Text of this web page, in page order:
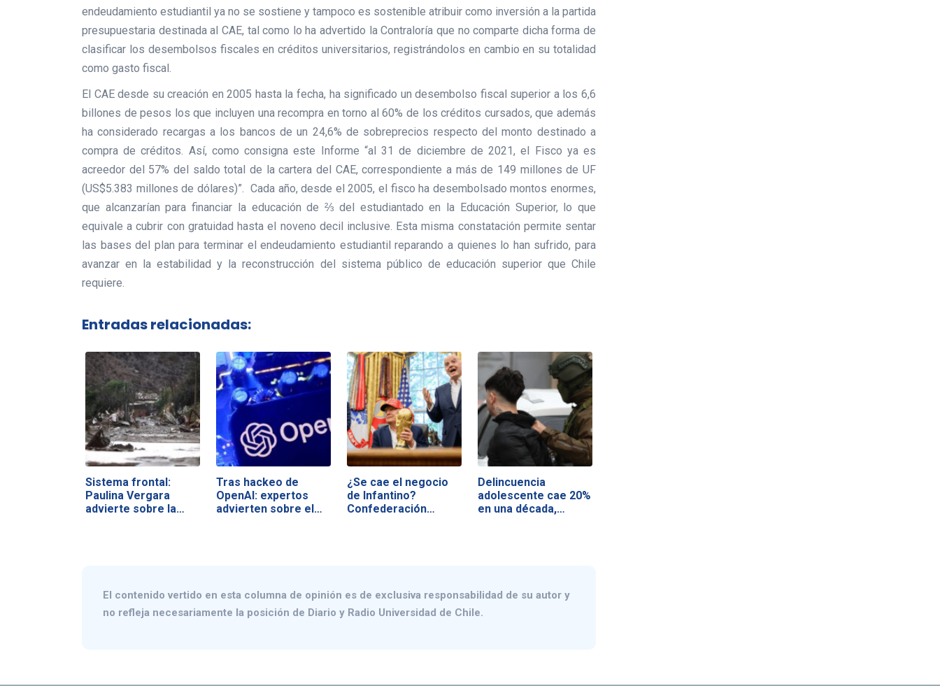
endeudamiento estudiantil ya no se sostiene y tampoco es sostenible atribuir como inversión a la partida
presupuestaria destinada al CAE, tal como lo ha advertido la Contraloría que no comparte dicha forma de
clasificar los desembolsos fiscales en créditos universitarios, registrándolos en cambio en su totalidad
como gasto fiscal.
El CAE desde su creación en 2005 hasta la fecha, ha significado un desembolso fiscal superior a los 6,6
billones de pesos los que incluyen una recompra en torno al 60% de los créditos cursados, que además
ha considerado recargas a los bancos de un 24,6% de sobreprecios respecto del monto destinado a
compra de créditos. Así, como consigna este Informe “al 31 de diciembre de 2021, el Fisco ya es
acreedor del 57% del saldo total de la cartera del CAE, correspondiente a más de 149 millones de UF
(US$5.383 millones de dólares)”. Cada año, desde el 2005, el fisco ha desembolsado montos enormes,
que alcanzarían para financiar la educación de ⅔ del estudiantado en la Educación Superior, lo que
equivale a cubrir con gratuidad hasta el noveno decil inclusive. Esta misma constatación permite sentar
las bases del plan para terminar el endeudamiento estudiantil reparando a quienes lo han sufrido, para
avanzar en la estabilidad y la reconstrucción del sistema público de educación superior que Chile
requiere.
Entradas relacionadas:
Sistema frontal:
Paulina Vergara
advierte sobre la…
Tras hackeo de
OpenAI: expertos
advierten sobre el…
¿Se cae el negocio
de Infantino?
Confederación…
Delincuencia
adolescente cae 20%
en una década,
El contenido vertido en esta columna de opinión es de exclusiva responsabilidad de su autor y
no refleja necesariamente la posición de Diario y Radio Universidad de Chile.